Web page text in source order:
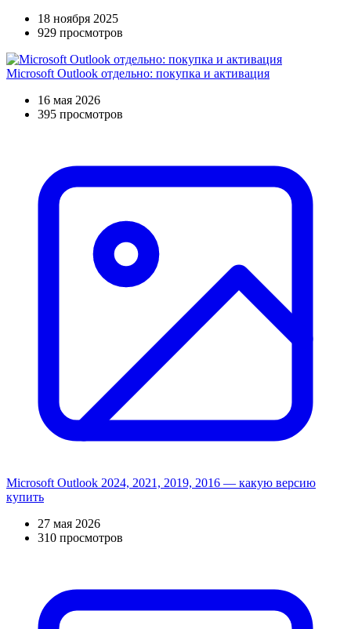
18 ноября 2025
929 просмотров
Microsoft Outlook отдельно: покупка и активация
16 мая 2026
395 просмотров
Microsoft Outlook 2024, 2021, 2019, 2016 — какую версию
купить
27 мая 2026
310 просмотров